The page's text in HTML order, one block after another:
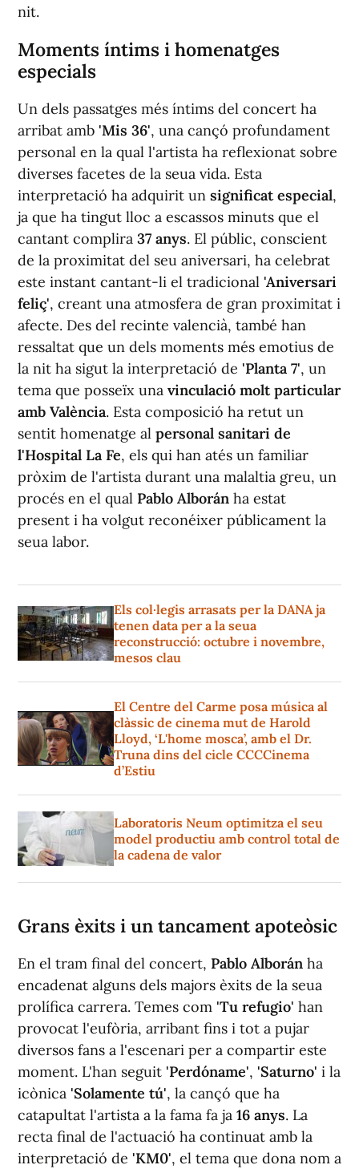
nit.
Moments íntims i homenatges
especials
Un dels passatges més íntims del concert ha
arribat amb 'Mis 36', una cançó profundament
personal en la qual l'artista ha reflexionat sobre
diverses facetes de la seua vida. Esta
interpretació ha adquirit un significat especial,
ja que ha tingut lloc a escassos minuts que el
cantant complira 37 anys. El públic, conscient
de la proximitat del seu aniversari, ha celebrat
este instant cantant-li el tradicional 'Aniversari
feliç', creant una atmosfera de gran proximitat i
afecte. Des del recinte valencià, també han
ressaltat que un dels moments més emotius de
la nit ha sigut la interpretació de 'Planta 7', un
tema que posseïx una vinculació molt particular
amb València. Esta composició ha retut un
sentit homenatge al personal sanitari de
l'Hospital La Fe, els qui han atés un familiar
pròxim de l'artista durant una malaltia greu, un
procés en el qual Pablo Alborán ha estat
present i ha volgut reconéixer públicament la
seua labor.
Els col·legis arrasats per la DANA ja
tenen data per a la seua
reconstrucció: octubre i novembre,
mesos clau
El Centre del Carme posa música al
clàssic de cinema mut de Harold
Lloyd, ‘L'home mosca’, amb el Dr.
Truna dins del cicle CCCCinema
d’Estiu
Laboratoris Neum optimitza el seu
model productiu amb control total de
la cadena de valor
Grans èxits i un tancament apoteòsic
En el tram final del concert, Pablo Alborán ha
encadenat alguns dels majors èxits de la seua
prolífica carrera. Temes com 'Tu refugio' han
provocat l'eufòria, arribant fins i tot a pujar
diversos fans a l'escenari per a compartir este
moment. L'han seguit 'Perdóname', 'Saturno' i la
icònica 'Solamente tú', la cançó que ha
catapultat l'artista a la fama fa ja 16 anys. La
recta final de l'actuació ha continuat amb la
interpretació de 'KM0', el tema que dona nom a